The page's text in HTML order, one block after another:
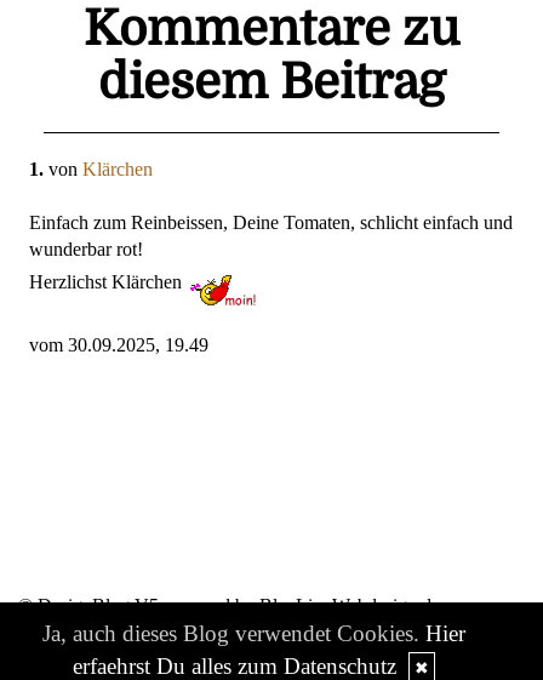
Kommentare zu
diesem Beitrag
1. von Klärchen
Einfach zum Reinbeissen, Deine Tomaten, schlicht einfach und
wunderbar rot!
Herzlichst Klärchen
vom 30.09.2025, 19.49
© DesignBlog V5 powered by BlueLionWebdesign.de
Ja, auch dieses Blog verwendet Cookies. Hier
erfaehrst Du alles zum Datenschutz
✖